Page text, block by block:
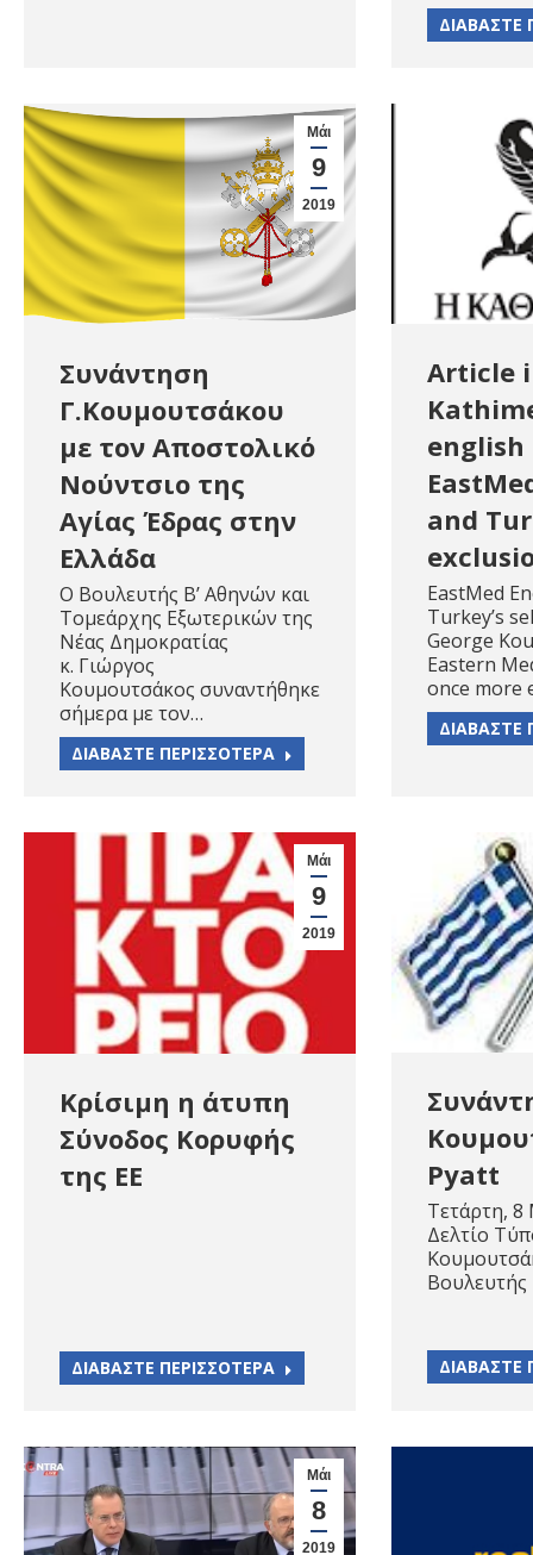
ΔΙΑΒΑΣΤΕ
Μάι
9
2019
Συνάντηση
Γ.Κουμουτσάκου
με τον Αποστολικό
Νούντσιο της
Αγίας Έδρας στην
Ελλάδα
Ο Βουλευτής Β’ Αθηνών και
Τομεάρχης Εξωτερικών της
Νέας Δημοκρατίας
κ. Γιώργος
Κουμουτσάκος συναντήθηκε
σήμερα με τον…
ΔΙΑΒΑΣΤΕ ΠΕΡΙΣΣΟΤΕΡΑ
Article
and
EastMed
Turkey’s
George
Eastern
once more
ΔΙΑΒΑΣΤΕ
Μάι
9
2019
Κρίσιμη η άτυπη
Σύνοδος Κορυφής
της ΕΕ
ΔΙΑΒΑΣΤΕ ΠΕΡΙΣΣΟΤΕΡΑ
Pyatt
Τετάρτη, 8
Δελτίο
ΔΙΑΒΑΣΤΕ
Μάι
8
2019